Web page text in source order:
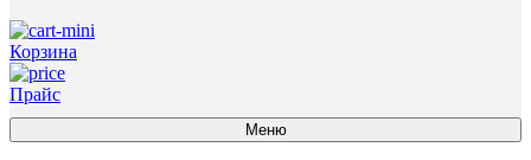
Корзина
Прайс
Меню